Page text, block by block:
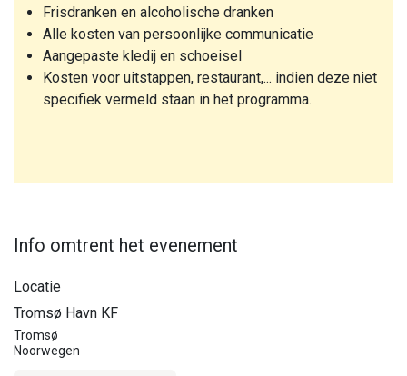
Frisdranken en alcoholische dranken
Alle kosten van persoonlijke communicatie
Aangepaste kledij en schoeisel
Kosten voor uitstappen, restaurant,... indien deze niet
specifiek vermeld staan in het programma.
Info omtrent het evenement
Locatie
Tromsø Havn KF
Tromsø
Noorwegen